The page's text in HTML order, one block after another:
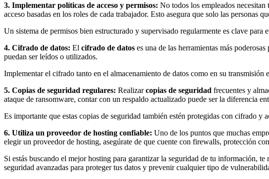
3. Implementar políticas de acceso y permisos: No todos los empleados
acceso basadas en los roles de cada trabajador. Esto asegura que solo las personas
Un sistema de permisos bien estructurado y supervisado regularmente es clave para
4. Cifrado de datos: El cifrado de datos es una de las herramientas más
puedan ser leídos o utilizados.
Implementar el cifrado tanto en el almacenamiento de datos como en su
5. Copias de seguridad regulares: Realizarcopias de seguridad frecuentes y
ataque de ransomware, contar con un respaldo actualizado puede ser la diferencia
Es importante que estas copias de seguridad también estén protegidas con cifrado y
6. Utiliza un proveedor de hosting confiable: Uno de los puntos que muchas
elegir un proveedor de hosting, asegúrate de que cuente con firewalls, protección
Si estás buscando el mejor hosting para garantizar la seguridad de tu información, te
seguridad avanzadas para proteger tus datos y prevenir cualquier tipo de